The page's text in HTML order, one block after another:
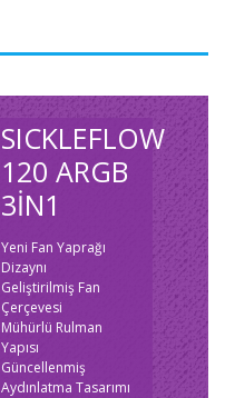
SICKLEFLOW
120 ARGB
3IN1
Yeni Fan Yaprağı
Dizaynı
Geliştirilmiş Fan
Çerçevesi
Mühürlü Rulman
Yapısı
Güncellenmiş
Aydınlatma Tasarımı